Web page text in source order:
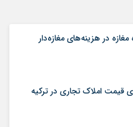
مغازه در هزینه‌‌های مغازه‌‌دار